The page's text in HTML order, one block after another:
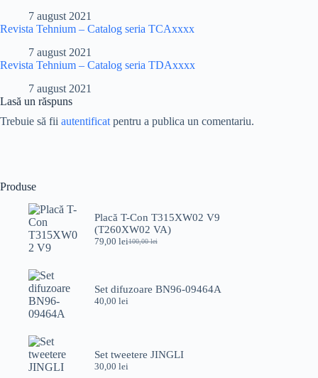
7 august 2021
Revista Tehnium – Catalog seria TCAxxxx
7 august 2021
Revista Tehnium – Catalog seria TDAxxxx
7 august 2021
Lasă un răspuns
Trebuie să fii autentificat pentru a publica un comentariu.
Produse
Placă T-Con T315XW02 V9
(T260XW02 VA)
100,00lei
Prețul
100,00 lei.
79,00 leiPrețul
Set difuzoare BN96-09464A
40,00 lei
Set tweetere JINGLI
30,00 lei